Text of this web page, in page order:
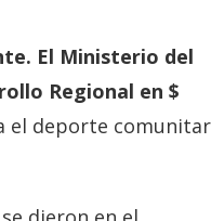
El Ministerio del
Regional en $
el deporte